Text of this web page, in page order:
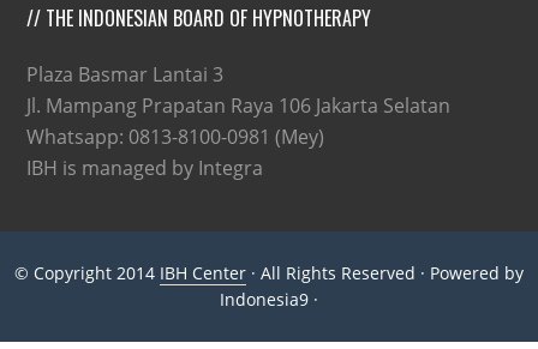
// THE INDONESIAN BOARD OF HYPNOTHERAPY
Plaza Basmar Lantai 3
Jl. Mampang Prapatan Raya 106 Jakarta Selatan
Whatsapp: 0813-8100-0981 (Mey)
IBH is managed by Integra
© Copyright 2014 IBH Center · All Rights Reserved · Powered by
Indonesia9 ·